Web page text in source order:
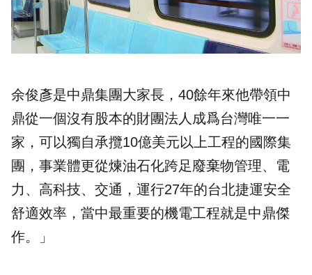
余俊彥是中鼎集團大家長，40餘年來他帶領中
鼎從一個沒有股本的財團法人成爲台灣唯一一
家，可以獨自承攬10億美元以上工程的國際集
團，事業體更從煉油石化跨足廢棄物管理、電
力、高科技、交通，運行27年的台北捷運安全
舒適效率，當中最重要的機電工程就是中鼎傑
作。」